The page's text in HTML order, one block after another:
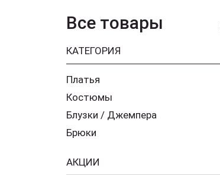
Все товары
КАТЕГОРИЯ
Платья
Костюмы
Блузки / Джемпера
Брюки
АКЦИИ